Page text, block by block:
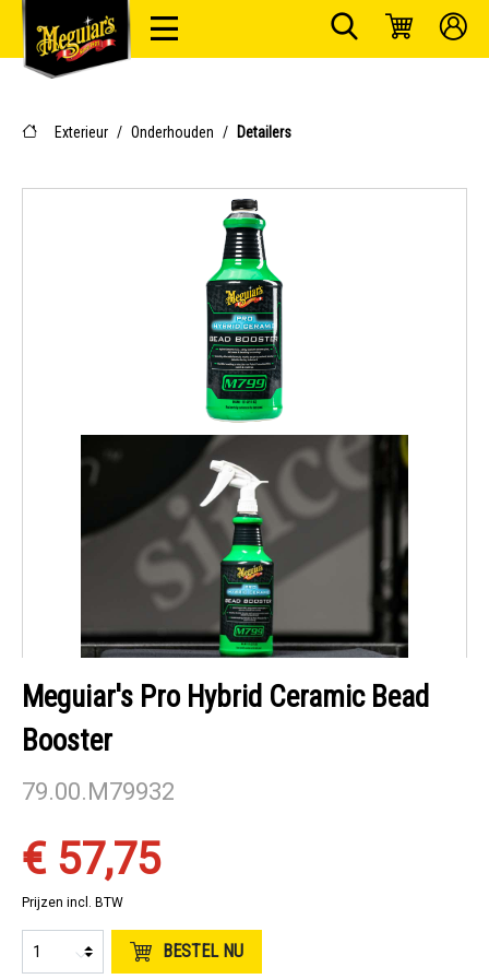
Exterieur / Onderhouden / Detailers
Meguiar's Pro Hybrid Ceramic Bead
Booster
79.00.M79932
€ 57,75
Prijzen incl. BTW
BESTEL NU